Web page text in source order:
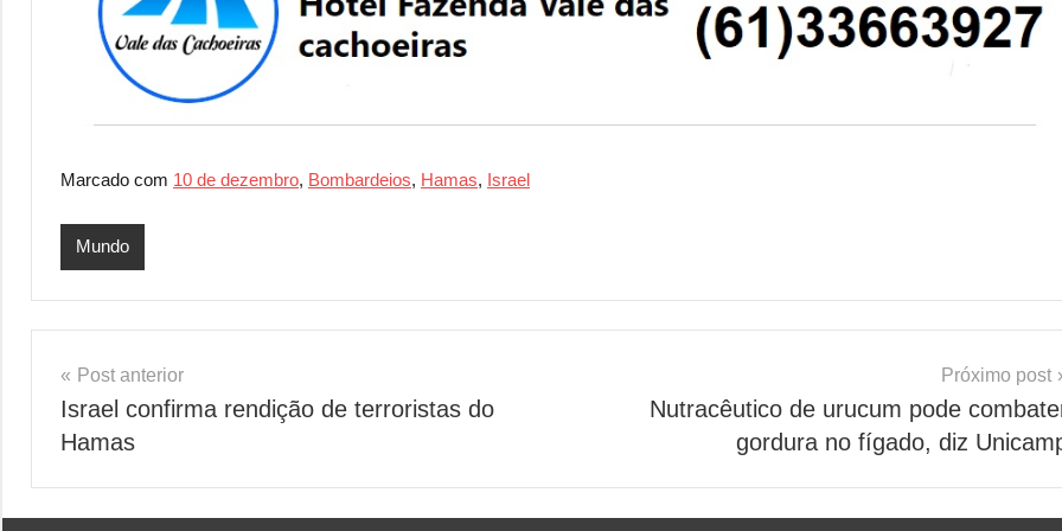
Marcado com 10 de dezembro, Bombardeios, Hamas, Israel
Mundo
Navegação
de
Post
Post anterior
Israel confirma rendição de terroristas do
Hamas
Próximo post
Nutracêutico de urucum pode
gordura no fígado, diz